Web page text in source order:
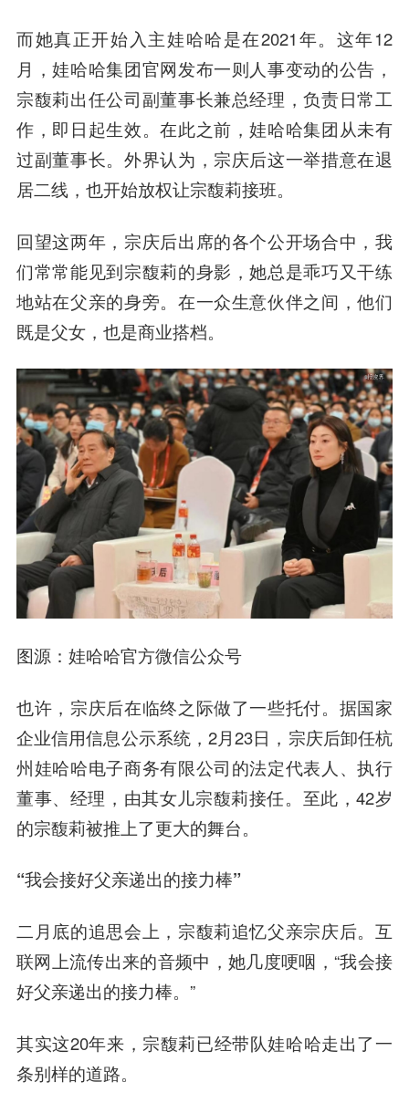
而她真正开始入主娃哈哈是在2021年。这年12
月，娃哈哈集团官网发布一则人事变动的公告，
宗馥莉出任公司副董事长兼总经理，负责日常工
作，即日起生效。在此之前，娃哈哈集团从未有
过副董事长。外界认为，宗庆后这一举措意在退
居二线，也开始放权让宗馥莉接班。
回望这两年，宗庆后出席的各个公开场合中，我
们常常能见到宗馥莉的身影，她总是乖巧又干练
地站在父亲的身旁。在一众生意伙伴之间，他们
既是父女，也是商业搭档。
图源：娃哈哈官方微信公众号
也许，宗庆后在临终之际做了一些托付。据国家
企业信用信息公示系统，2月23日，宗庆后卸任杭
州娃哈哈电子商务有限公司的法定代表人、执行
董事、经理，由其女儿宗馥莉接任。至此，42岁
的宗馥莉被推上了更大的舞台。
“我会接好父亲递出的接力棒”
二月底的追思会上，宗馥莉追忆父亲宗庆后。互
联网上流传出来的音频中，她几度哽咽，“我会接
好父亲递出的接力棒。”
其实这20年来，宗馥莉已经带队娃哈哈走出了一
条别样的道路。